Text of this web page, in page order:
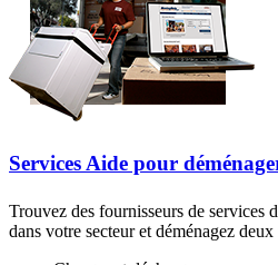
Services Aide pour
Trouvez des fournisseurs de services
dans votre secteur et déménagez